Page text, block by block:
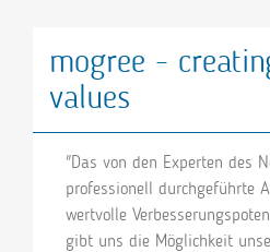
mogree -
values
"Das von den Experten des
professionell durchgeführte
wertvolle
gibt uns die Möglichkeit